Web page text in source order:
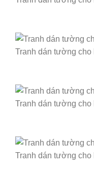
Tranh dán tường cho
Tranh dán tường cho
Tranh dán tường